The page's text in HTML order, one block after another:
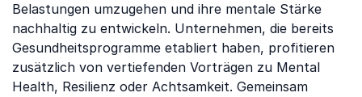
Belastungen umzugehen und ihre mentale Stärke
nachhaltig zu entwickeln. Unternehmen, die bereits
Gesundheitsprogramme etabliert haben, profitieren
zusätzlich von vertiefenden Vorträgen zu Mental
Health, Resilienz oder Achtsamkeit. Gemeinsam